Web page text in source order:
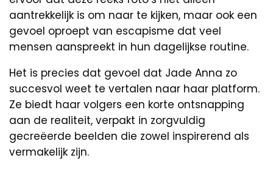
aantrekkelijk is om naar te kijken, maar ook een
gevoel oproept van escapisme dat veel
mensen aanspreekt in hun dagelijkse routine.
Het is precies dat gevoel dat Jade Anna zo
succesvol weet te vertalen naar haar platform.
Ze biedt haar volgers een korte ontsnapping
aan de realiteit, verpakt in zorgvuldig
gecreëerde beelden die zowel inspirerend als
vermakelijk zijn.